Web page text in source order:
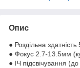
Опис
● Роздільна
● Фокус 2.7-13.5мм
● ІЧ підсвічування